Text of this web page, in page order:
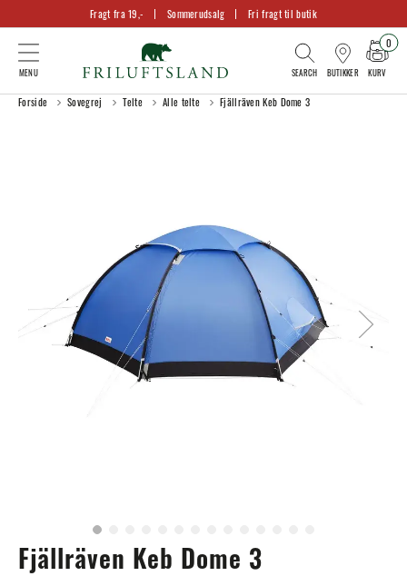
Fragt fra 19,- Sommerudsalg Fri fragt til butik
BUTIKKER KURV
0
Forside Sovegrej Telte Alle telte Fjällräven Keb Dome 3
Fjällräven Keb Dome 3